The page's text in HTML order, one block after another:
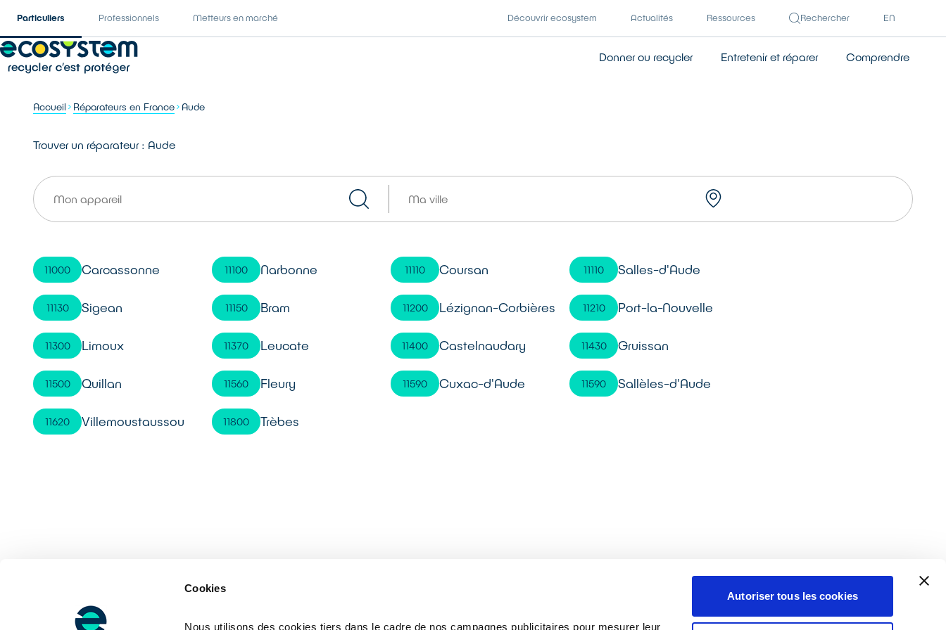
Cookies
Nous utilisons des cookies tiers dans le cadre de nos campagnes publicitaires pour mesurer leur
Autoriser tous les cookies
Particuliers Professionnels Metteurs en marché Découvrir ecosystem Actualités Ressources Rechercher EN
Donner ou recycler Entretenir et réparer Comprendre
Accueil Réparateurs en France Aude
Trouver un réparateur : Aude
11000 Carcassonne 11100 Narbonne 11110 Coursan 11110 Salles-d'Aude
11130 Sigean 11150 Bram 11200 Lézignan-Corbières 11210 Port-la-Nouvelle
11300 Limoux 11370 Leucate 11400 Castelnaudary 11430 Gruissan
11500 Quillan 11560 Fleury 11590 Cuxac-d'Aude 11590 Sallèles-d'Aude
11620 Villemoustaussou 11800 Trèbes